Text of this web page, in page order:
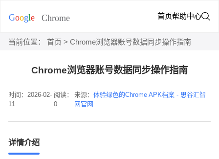
首页帮助中心
当前位置： 首页 > Chrome浏览器账号数据同步操作指南
Chrome浏览器账号数据同步操作指南
时间：2026-02-
11
阅读：
0
来源：体验绿色的Chrome APK档案 - 思谷汇智
网官网
详情介绍